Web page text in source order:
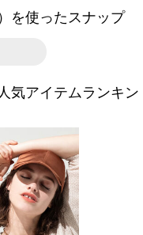
を使ったスナップ
気アイテムランキン